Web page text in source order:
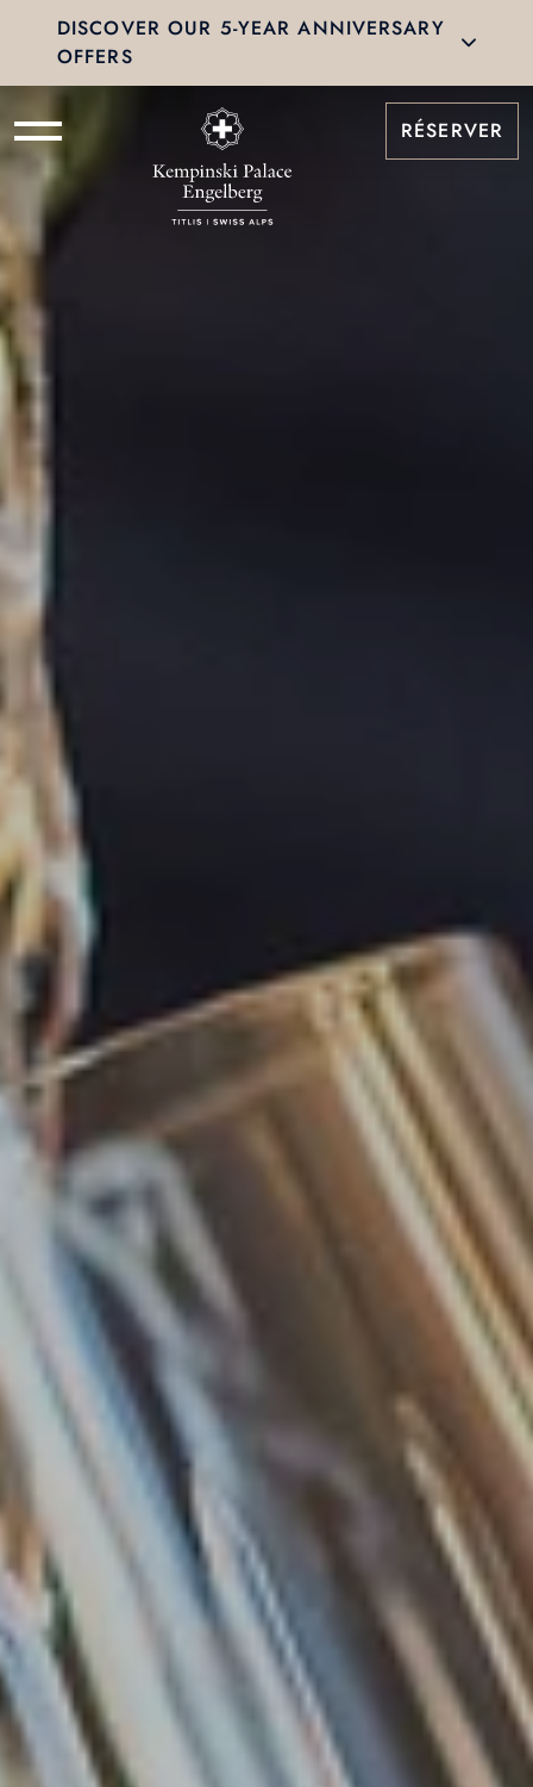
DISCOVER OUR 5-YEAR ANNIVERSARY
OFFERS
RÉSERVER